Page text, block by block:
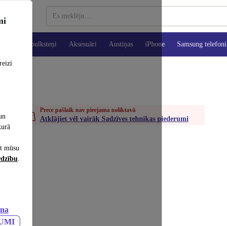
mūsu
.
Viedpulksteņi Aksesuāri Austiņas iPhone Samsung telefoni
Prece pašlaik nav pieejama noliktavā
Atklājiet vēl vairāk Sadzīves tehnikas piederumi